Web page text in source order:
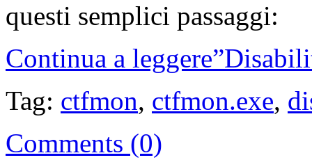
questi semplici passaggi:
Continua a
Tag: ctfmon, ctfmon.exe,
Comments (0)